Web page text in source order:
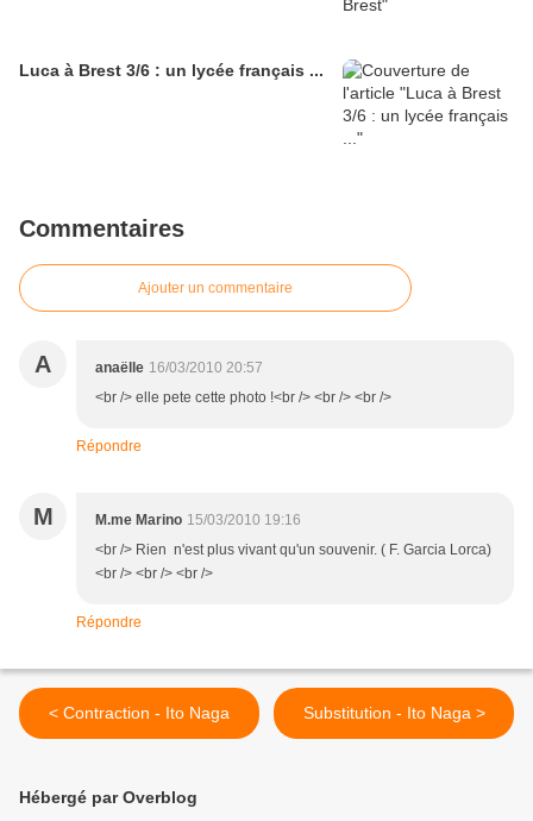
Luca à Brest 3/6 : un lycée français ...
Commentaires
Ajouter un commentaire
A anaëlle 16/03/2010 20:57
<br /> elle pete cette photo !<br /> <br /> <br />
Répondre
M M.me Marino 15/03/2010 19:16
<br /> Rien n'est plus vivant qu'un souvenir. ( F. Garcia Lorca)
<br /> <br /> <br />
Répondre
< Contraction - Ito Naga Substitution - Ito Naga >
Hébergé par Overblog